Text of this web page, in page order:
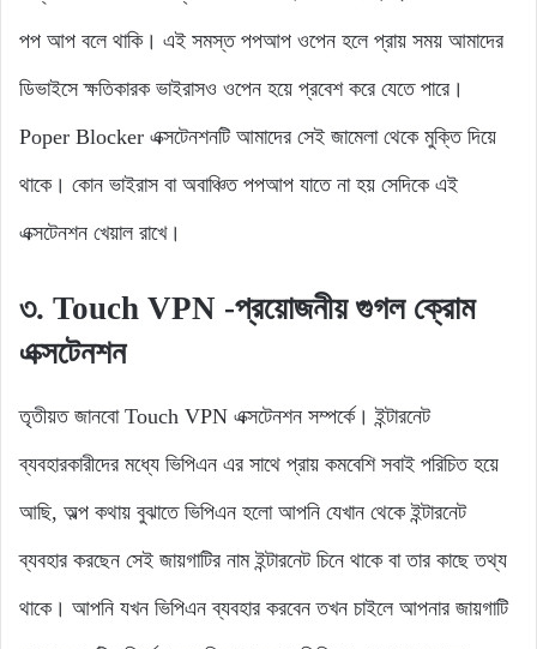
পপ আপ বলে থাকি। এই সমস্ত পপআপ ওপেন হলে প্রায় সময় আমাদের
ডিভাইসে ক্ষতিকারক ভাইরাসও ওপেন হয়ে প্রবেশ করে যেতে পারে।
Poper Blocker এক্সটেনশনটি আমাদের সেই জামেলা থেকে মুক্তি দিয়ে
থাকে। কোন ভাইরাস বা অবাঞ্চিত পপআপ যাতে না হয় সেদিকে এই
এক্সটেনশন খেয়াল রাখে।
৩. Touch VPN -প্রয়োজনীয় গুগল ক্রোম
এক্সটেনশন
তৃতীয়ত জানবো Touch VPN এক্সটেনশন সম্পর্কে। ইন্টারনেট
ব্যবহারকারীদের মধ্যে ভিপিএন এর সাথে প্রায় কমবেশি সবাই পরিচিত হয়ে
আছি, অল্প কথায় বুঝাতে ভিপিএন হলো আপনি যেখান থেকে ইন্টারনেট
ব্যবহার করছেন সেই জায়গাটির নাম ইন্টারনেট চিনে থাকে বা তার কাছে তথ্য
থাকে। আপনি যখন ভিপিএন ব্যবহার করবেন তখন চাইলে আপনার জায়গাটি